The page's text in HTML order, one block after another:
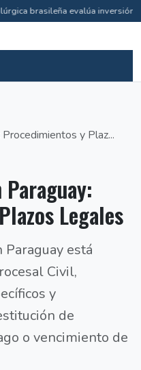
brasileña evalúa inversión
y Plaz...
Legales
está
Civil,
y
de
o vencimiento de